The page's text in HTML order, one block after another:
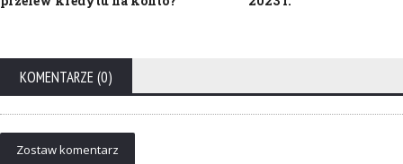
KOMENTARZE (0)
Zostaw komentarz